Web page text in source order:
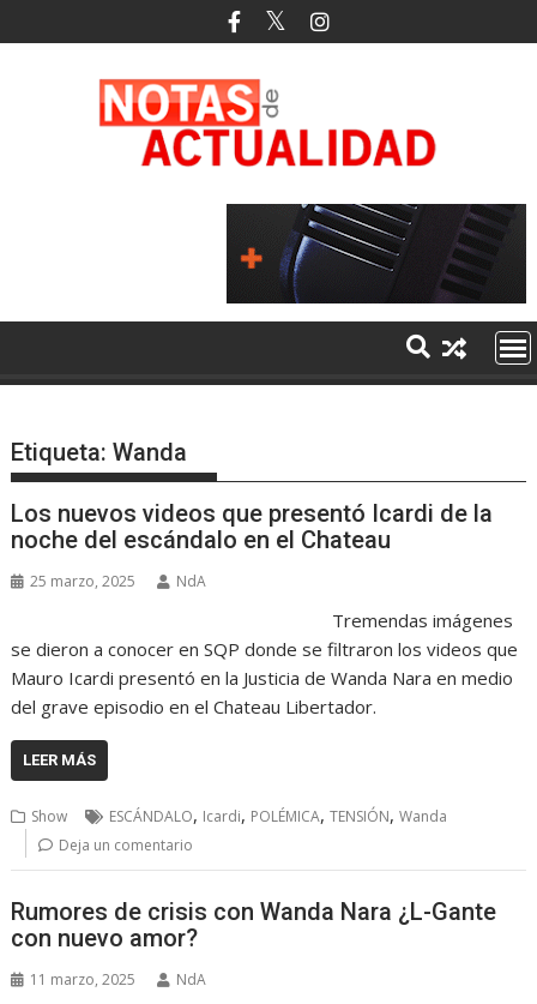
al
Etiqueta:Wanda
Los nuevos videos que presentó Icardi de la
noche del escándalo en el Chateau
25 marzo, 2025 NdA
Tremendas imágenes
se dieron a conocer en SQP donde se filtraron los videos que
Mauro Icardi presentó en la Justicia de Wanda Nara en medio
del grave episodio en el Chateau Libertador.
LEER MÁS
Show ESCÁNDALO, Icardi, POLÉMICA,TENSIÓN,Wanda
Deja un comentario
Rumores de crisis con Wanda Nara ¿L-Gante
con nuevo amor?
11 marzo, 2025 NdA